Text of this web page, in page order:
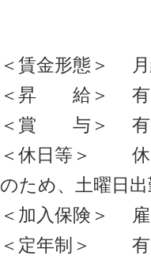
＜賃金形態＞ 月
＜昇 給＞ 有
＜賞 与＞ 有
＜休日等＞ 休
のため、土曜日
＜加入保険＞ 雇
＜定年制＞ 有